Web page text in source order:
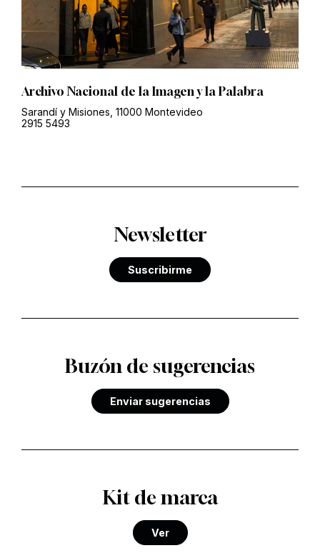
Archivo Nacional de la Imagen y la Palabra
Sarandí y Misiones, 11000 Montevideo
2915 5493
Newsletter
Suscribirme
Buzón de sugerencias
Enviar sugerencias
Kit de marca
Ver